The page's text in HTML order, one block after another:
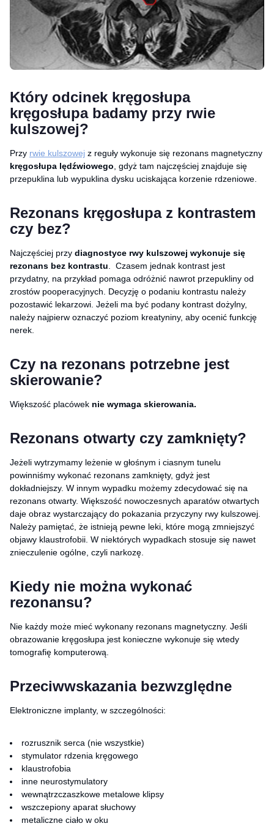
Który odcinek kręgosłupa
kręgosłupa badamy przy rwie
kulszowej?
Przy rwie kulszowej z reguły wykonuje się rezonans magnetyczny
kręgosłupa lędźwiowego , gdyż tam najczęściej znajduje się
przepuklina lub wypuklina dysku uciskająca korzenie rdzeniowe.
Rezonans kręgosłupa z kontrastem
czy bez?
Najczęściej przy diagnostyce rwy kulszowej wykonuje się
rezonans bez kontrastu . Czasem jednak kontrast jest
przydatny, na przykład pomaga odróżnić nawrot przepukliny od
zrostów pooperacyjnych. Decyzję o podaniu kontrastu należy
pozostawić lekarzowi. Jeżeli ma być podany kontrast dożylny,
należy najpierw oznaczyć poziom kreatyniny, aby ocenić funkcję
nerek.
Czy na rezonans potrzebne jest
skierowanie?
Większość placówek nie wymaga skierowania.
Rezonans otwarty czy zamknięty?
Jeżeli wytrzymamy leżenie w głośnym i ciasnym tunelu
powinniśmy wykonać rezonans zamknięty, gdyż jest
dokładniejszy. W innym wypadku możemy zdecydować się na
rezonans otwarty. Większość nowoczesnych aparatów otwartych
daje obraz wystarczający do pokazania przyczyny rwy kulszowej.
Należy pamiętać, że istnieją pewne leki, które mogą zmniejszyć
objawy klaustrofobii. W niektórych wypadkach stosuje się nawet
znieczulenie ogólne, czyli narkozę.
Kiedy nie można wykonać
rezonansu?
Nie każdy może mieć wykonany rezonans magnetyczny. Jeśli
obrazowanie kręgosłupa jest konieczne wykonuje się wtedy
tomografię komputerową.
Przeciwwskazania bezwzględne
Elektroniczne implanty, w szczególności:
rozrusznik serca (nie wszystkie)
stymulator rdzenia kręgowego
klaustrofobia
inne neurostymulatory
wewnątrzczaszkowe metalowe klipsy
wszczepiony aparat słuchowy
metaliczne ciało w oku